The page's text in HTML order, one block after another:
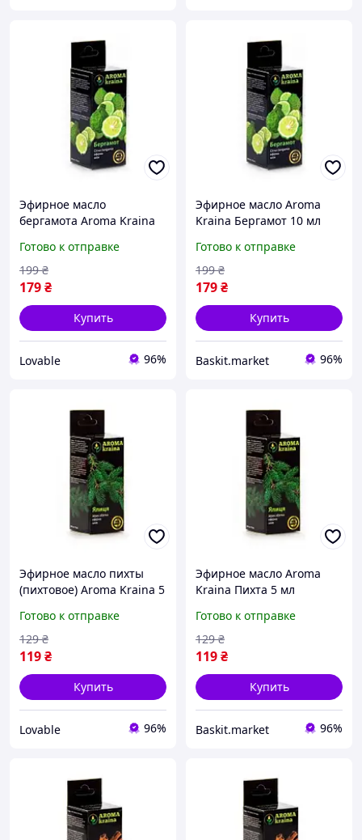
Эфирное масло
бергамота Aroma Kraina
(аромамасло) для
ароматерапии и кожи
Готово к отправке
179₴
199 ₴
Купить
Lovable 96%
Эфирное масло Aroma
Kraina Бергамот 10 мл
Готово к отправке
179₴
199 ₴
Купить
Baskit.market 96%
Эфирное масло пихты
(пихтовое) Aroma Kraina 5
аромамасло для бани и
ароматерапии
Готово к отправке
119₴
129 ₴
Купить
Lovable 96%
Эфирное масло Aroma
Kraina Пихта 5 мл
Готово к отправке
119₴
129 ₴
Купить
Baskit.market 96%